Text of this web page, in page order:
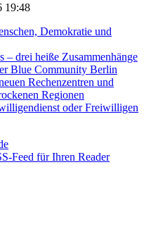
19:48
Demokratie und
– drei heiße Zusammenhänge
Blue Community Berlin
Rechenzentren und
Regionen
oder Freiwilligen
Feed für Ihren Reader